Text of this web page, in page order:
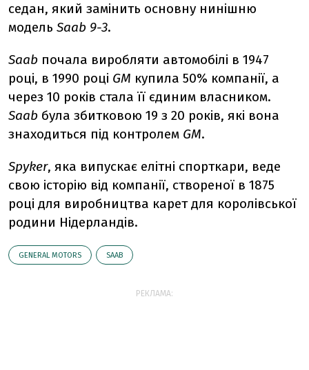
седан, який замінить основну нинішню
модель Saab 9-3.
Saab почала виробляти автомобілі в 1947
році, в 1990 році GM купила 50% компанії, а
через 10 років стала її єдиним власником.
Saab була збитковою 19 з 20 років, які вона
знаходиться під контролем GM.
Spyker, яка випускає елітні спорткари, веде
свою історію від компанії, створеної в 1875
році для виробництва карет для королівської
родини Нідерландів.
GENERAL MOTORS SAAB
РЕКЛАМА: